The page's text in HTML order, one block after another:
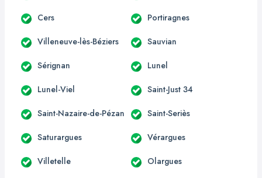
Cers Portiragnes
Villeneuve-lès-Béziers Sauvian
Sérignan Lunel
Lunel-Viel Saint-Just 34
Saint-Nazaire-de-Pézan Saint-Seriès
Saturargues Vérargues
Villetelle Olargues